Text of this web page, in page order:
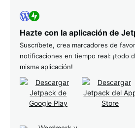
Hazte con la aplicación de
Suscríbete, crea marcadores de
notificaciones en tiempo real: ¡todo
misma aplicación!